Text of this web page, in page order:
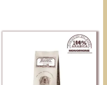
Questo
prodotto
ha
più